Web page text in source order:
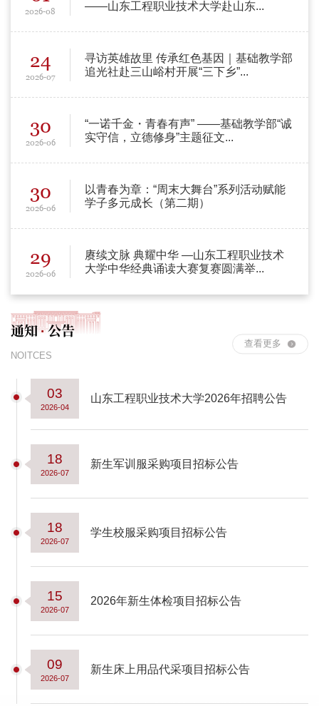
2026-08
——山东工程职业技术大学赴山东...
24
2026-07
寻访英雄故里 传承红色基因｜基础教学部
追光社赴三山峪村开展“三下乡”...
30
2026-06
“一诺千金・青春有声” ——基础教学部“诚
实守信，立德修身”主题征文...
30
2026-06
以青春为章：“周末大舞台”系列活动赋能
学子多元成长（第二期）
29
2026-06
赓续文脉 典耀中华 —山东工程职业技术
大学中华经典诵读大赛复赛圆满举...
通知·公告
NOITCES
查看更多
03
2026-04
山东工程职业技术大学2026年招聘公告
18
2026-07
新生军训服采购项目招标公告
18
2026-07
学生校服采购项目招标公告
15
2026-07
2026年新生体检项目招标公告
09
2026-07
新生床上用品代采项目招标公告